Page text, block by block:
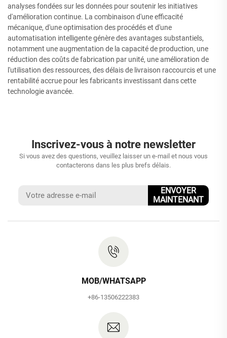
analyses fondées sur les données pour soutenir les initiatives
d'amélioration continue. La combinaison d'une efficacité
mécanique, d'une optimisation des procédés et d'une
automatisation intelligente génère des avantages substantiels,
notamment une augmentation de la capacité de production, une
réduction des coûts de fabrication par unité, une amélioration de
l'utilisation des ressources, des délais de livraison raccourcis et une
rentabilité accrue pour les fabricants investissant dans cette
technologie avancée.
Inscrivez-vous à notre newsletter
Si vous avez des questions, veuillez laisser un e-mail et nous vous
contacterons dans les plus brefs délais.
ENVOYER
MAINTENANT
MOB/WHATSAPP
+86-13506222383